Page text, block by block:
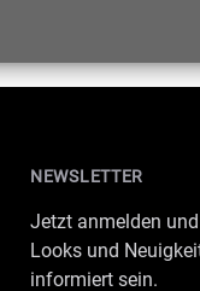
NEWSLETTER
Jetzt anmelden
Looks und
informiert sein.